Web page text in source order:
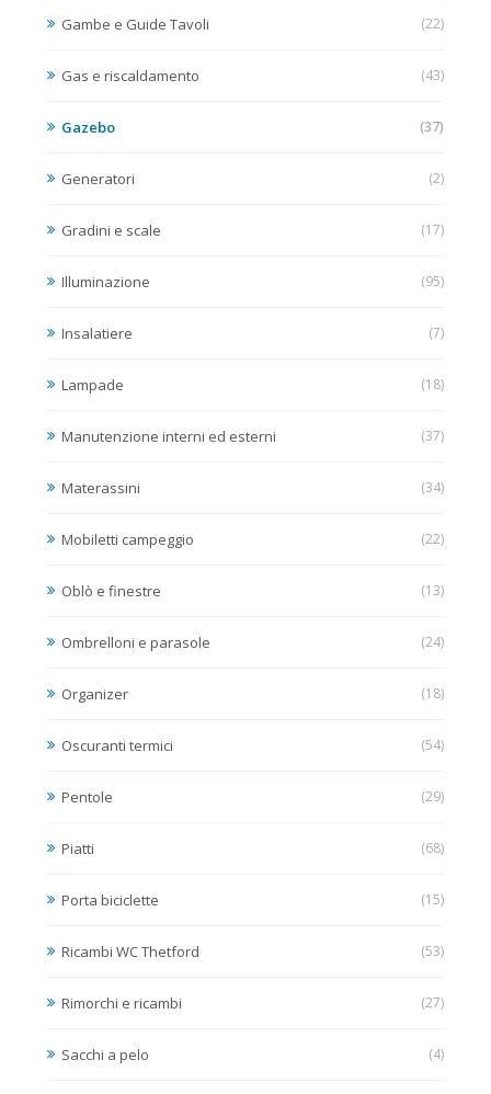
Gambe e Guide Tavoli (22)
Gas e riscaldamento (43)
Gazebo (37)
Generatori (2)
Gradini e scale (17)
Illuminazione (95)
Insalatiere (7)
Lampade (18)
Manutenzione interni ed esterni (37)
Materassini (34)
Mobiletti campeggio (22)
Oblò e finestre (13)
Ombrelloni e parasole (24)
Organizer (18)
Oscuranti termici (54)
Pentole (29)
Piatti (68)
Porta biciclette (15)
Ricambi WC Thetford (53)
Rimorchi e ricambi (27)
Sacchi a pelo (4)